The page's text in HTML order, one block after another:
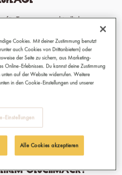
für Tassen unterschiedlicher
- passt perfekt zu allen Kahawa
Geschmack?
Cookies. Mit deiner Zustimmung benutzt
auch Cookies von Drittanbietern) oder
der Seite zu sichern, aus Marketing-
Online-Erlebnisses. Du kannst deine Zustimmung
auf der Website widerrufen. Weitere
in den Cookie-Einstellungen und unserer
Einstellungen
Alle Cookies akzeptieren